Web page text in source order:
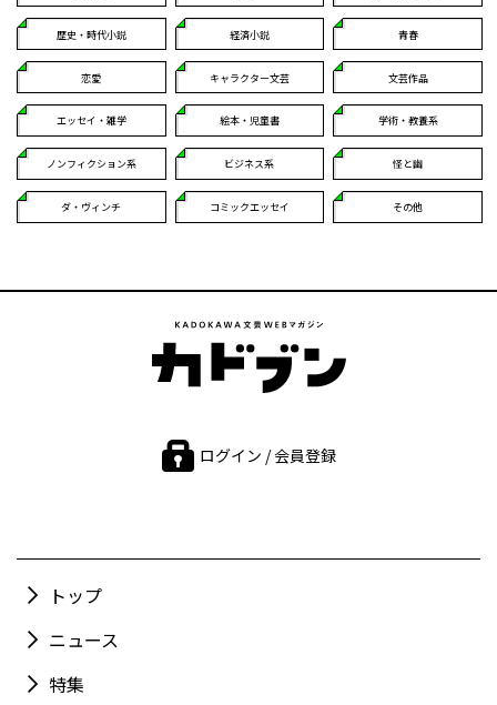
歴史・時代小説 経済小説 青春
恋愛 キャラクター文芸 文芸作品
エッセイ・雑学 絵本・児童書 学術・教養系
ノンフィクション系 ビジネス系 怪と幽
ダ・ヴィンチ コミックエッセイ その他
ログイン / 会員登録
トップ
ニュース
特集